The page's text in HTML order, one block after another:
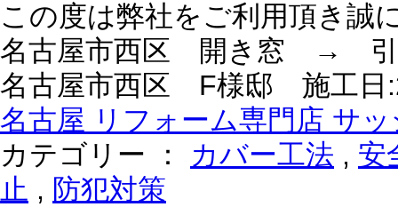
この度は弊社をご利用頂き誠
名古屋市西区 開き窓 → 引
名古屋市西区 F様邸 施工日
名古屋 リフォーム専門店 サ
カテゴリー ：
カバー工法 , 安
止 , 防犯対策